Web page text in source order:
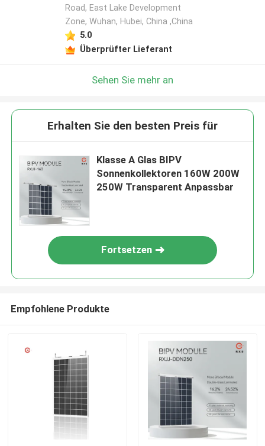
Road, East Lake Development
Zone, Wuhan, Hubei, China ,China
5.0
Überprüfter Lieferant
Sehen Sie mehr an
Erhalten Sie den besten Preis für
Klasse A Glas BIPV
Sonnenkollektoren 160W 200W
250W Transparent Anpassbar
Fortsetzen
Empfohlene Produkte